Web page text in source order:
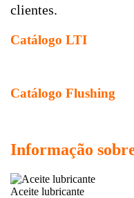
clientes.
Catálogo LTI
Catálogo Flushing
Informação
Aceite lubricante